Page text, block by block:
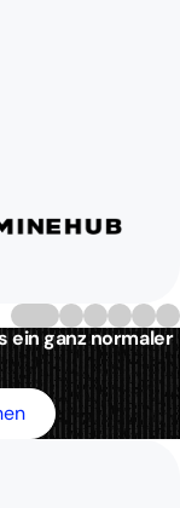
ein ganz normaler